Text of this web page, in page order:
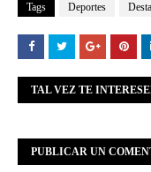
Tags Deportes
TAL VEZ TE
PUBLICAR UN